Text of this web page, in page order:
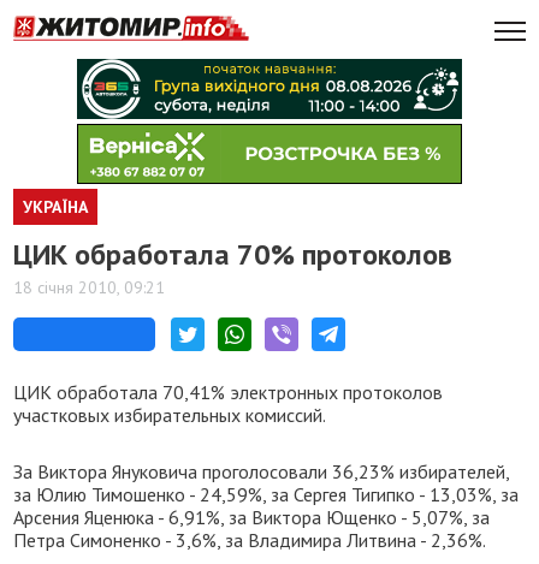
УКРАЇНА
ЦИК обработала 70% протоколов
18 січня 2010, 09:21
ЦИК обработала 70,41% электронных протоколов
участковых избирательных комиссий.
За Виктора Януковича проголосовали 36,23% избирателей,
за Юлию Тимошенко - 24,59%, за Сергея Тигипко - 13,03%, за
Арсения Яценюка - 6,91%, за Виктора Ющенко - 5,07%, за
Петра Симоненко - 3,6%, за Владимира Литвина - 2,36%.